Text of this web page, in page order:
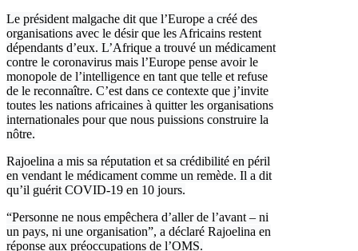
Le président malgache dit que l’Europe a créé des
organisations avec le désir que les Africains restent
dépendants d’eux. L’Afrique a trouvé un médicament
contre le coronavirus mais l’Europe pense avoir le
monopole de l’intelligence en tant que telle et refuse
de le reconnaître. C’est dans ce contexte que j’invite
toutes les nations africaines à quitter les organisations
internationales pour que nous puissions construire la
nôtre.
Rajoelina a mis sa réputation et sa crédibilité en péril
en vendant le médicament comme un remède. Il a dit
qu’il guérit COVID-19 en 10 jours.
“Personne ne nous empêchera d’aller de l’avant – ni
un pays, ni une organisation”, a déclaré Rajoelina en
réponse aux préoccupations de l’OMS.